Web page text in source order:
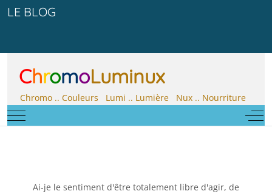
LE BLOG
ChromoLuminux
Chromo .. Couleurs Lumi .. Lumière Nux .. Nourriture
Mobile Menu Toggle
Off-
Ai-je le sentiment d'être totalement libre d'agir, de